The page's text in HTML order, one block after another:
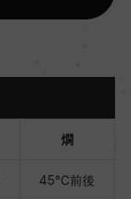
燗
45℃前後